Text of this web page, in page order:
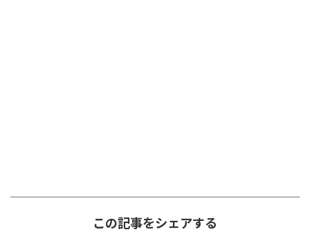
この記事をシェアする